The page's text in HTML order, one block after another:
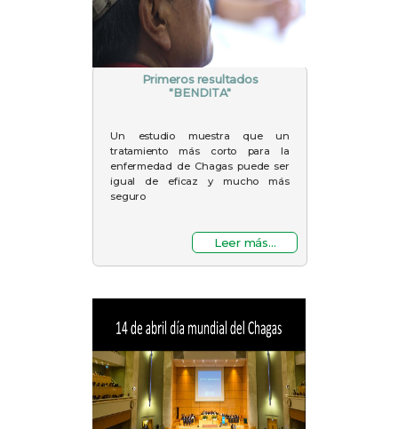
Primeros resultados
"BENDITA"
Un estudio muestra que un
tratamiento más corto para la
enfermedad de Chagas puede ser
igual de eficaz y mucho más
seguro
Leer más...